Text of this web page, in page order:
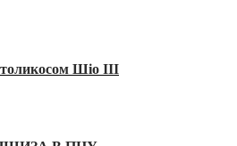
Шіо III